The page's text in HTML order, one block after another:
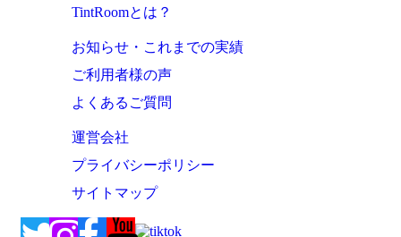
TintRoomとは？
お知らせ・これまでの実績
ご利用者様の声
よくあるご質問
運営会社
プライバシーポリシー
サイトマップ